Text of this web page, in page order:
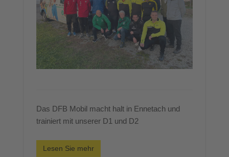
Das DFB Mobil macht halt in Ennetach und
trainiert mit unserer D1 und D2
Lesen Sie mehr